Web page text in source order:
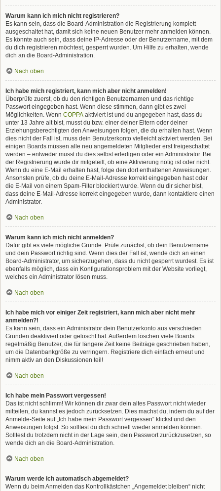
Warum kann ich mich nicht registrieren?
Es kann sein, dass die Board-Administration die Registrierung komplett
ausgeschaltet hat, damit sich keine neuen Benutzer mehr anmelden können.
Es könnte auch sein, dass deine IP-Adresse oder der Benutzername, mit dem
du dich registrieren möchtest, gesperrt wurden. Um Hilfe zu erhalten, wende
dich an die Board-Administration.
Nach oben
Ich habe mich registriert, kann mich aber nicht anmelden!
Überprüfe zuerst, ob du den richtigen Benutzernamen und das richtige
Passwort eingegeben hast. Wenn diese stimmen, dann gibt es zwei
Möglichkeiten. Wenn COPPA aktiviert ist und du angegeben hast, dass du
unter 13 Jahre alt bist, musst du bzw. einer deiner Eltern oder deiner
Erziehungsberechtigten den Anweisungen folgen, die du erhalten hast. Wenn
dies nicht der Fall ist, muss dein Benutzerkonto vielleicht aktiviert werden. Bei
einigen Boards müssen alle neu angemeldeten Mitglieder erst freigeschaltet
werden – entweder musst du dies selbst erledigen oder ein Administrator. Bei
der Registrierung wurde dir mitgeteilt, ob eine Aktivierung nötig ist oder nicht.
Wenn du eine E-Mail erhalten hast, folge den dort enthaltenen Anweisungen.
Ansonsten prüfe, ob du deine E-Mail-Adresse korrekt eingegeben hast oder
die E-Mail von einem Spam-Filter blockiert wurde. Wenn du dir sicher bist,
dass deine E-Mail-Adresse korrekt eingegeben wurde, dann kontaktiere einen
Administrator.
Nach oben
Warum kann ich mich nicht anmelden?
Dafür gibt es viele mögliche Gründe. Prüfe zunächst, ob dein Benutzername
und dein Passwort richtig sind. Wenn dies der Fall ist, wende dich an einen
Board-Administrator, um sicherzugehen, dass du nicht gesperrt wurdest. Es ist
ebenfalls möglich, dass ein Konfigurationsproblem mit der Website vorliegt,
welches ein Administrator lösen muss.
Nach oben
Ich habe mich vor einiger Zeit registriert, kann mich aber nicht mehr
anmelden?!
Es kann sein, dass ein Administrator dein Benutzerkonto aus verschieden
Gründen deaktiviert oder gelöscht hat. Außerdem löschen viele Boards
regelmäßig Benutzer, die für längere Zeit keine Beiträge geschrieben haben,
um die Datenbankgröße zu verringern. Registriere dich einfach erneut und
nimm aktiv an den Diskussionen teil!
Nach oben
Ich habe mein Passwort vergessen!
Das ist nicht schlimm! Wir können dir zwar dein altes Passwort nicht wieder
mitteilen, du kannst es jedoch zurücksetzen. Dies machst du, indem du auf der
Anmelde-Seite auf „Ich habe mein Passwort vergessen“ klickst und den
Anweisungen folgst. So solltest du dich schnell wieder anmelden können.
Solltest du trotzdem nicht in der Lage sein, dein Passwort zurückzusetzen, so
wende dich an die Board-Administration.
Nach oben
Warum werde ich automatisch abgemeldet?
Wenn du beim Anmelden das Kontrollkästchen „Angemeldet bleiben“ nicht